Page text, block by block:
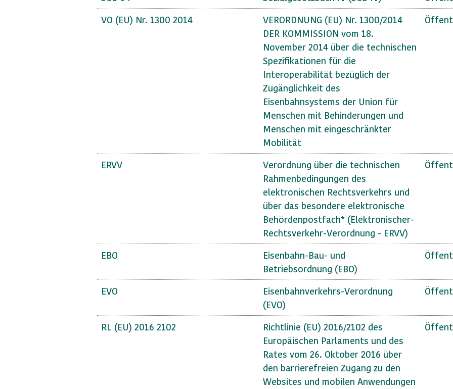
VO (EU) Nr. 1300 2014
VERORDNUNG (EU) Nr. 1300/2014
DER KOMMISSION vom 18.
November 2014 über die technischen
Spezifikationen für die
Interoperabilität bezüglich der
Zugänglichkeit des
Eisenbahnsystems der Union für
Menschen mit Behinderungen und
Menschen mit eingeschränkter
Mobilität
ERVV
Verordnung über die technischen
Rahmenbedingungen des
elektronischen Rechtsverkehrs und
über das besondere elektronische
Behördenpostfach* (Elektronischer-
Rechtsverkehr-Verordnung - ERVV)
EBO
Eisenbahn-Bau- und
Betriebsordnung (EBO)
EVO
Eisenbahnverkehrs-Verordnung
(EVO)
RL (EU) 2016 2102
Richtlinie (EU) 2016/2102 des
Europäischen Parlaments und des
Rates vom 26. Oktober 2016 über
den barrierefreien Zugang zu den
Websites und mobilen Anwendungen